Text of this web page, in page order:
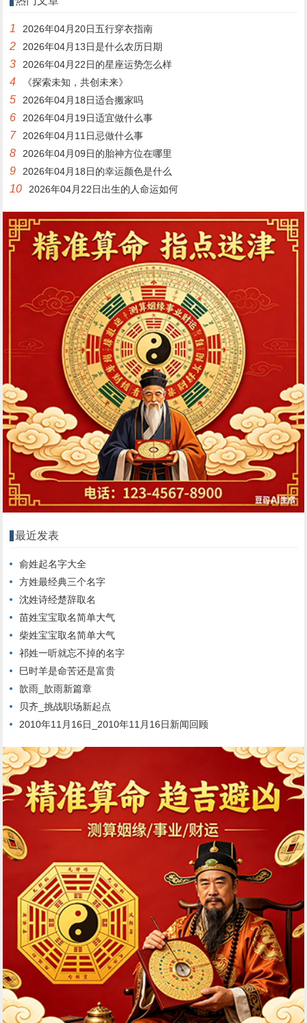
1 2026年04月20日五行穿衣指南
2 2026年04月13日是什么农历日期
3 2026年04月22日的星座运势怎么样
4 《探索未知，共创未来》
5 2026年04月18日适合搬家吗
6 2026年04月19日适宜做什么事
7 2026年04月11日忌做什么事
8 2026年04月09日的胎神方位在哪里
9 2026年04月18日的幸运颜色是什么
10 2026年04月22日出生的人命运如何
最近发表
俞姓起名字大全
方姓最经典三个名字
沈姓诗经楚辞取名
苗姓宝宝取名简单大气
柴姓宝宝取名简单大气
祁姓一听就忘不掉的名字
巳时羊是命苦还是富贵
歆雨_歆雨新篇章
贝齐_挑战职场新起点
2010年11月16日_2010年11月16日新闻回顾